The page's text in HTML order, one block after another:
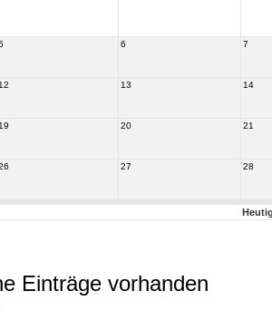
6 7
12 13 14
19 20 21
27 28
Einträge vorhanden